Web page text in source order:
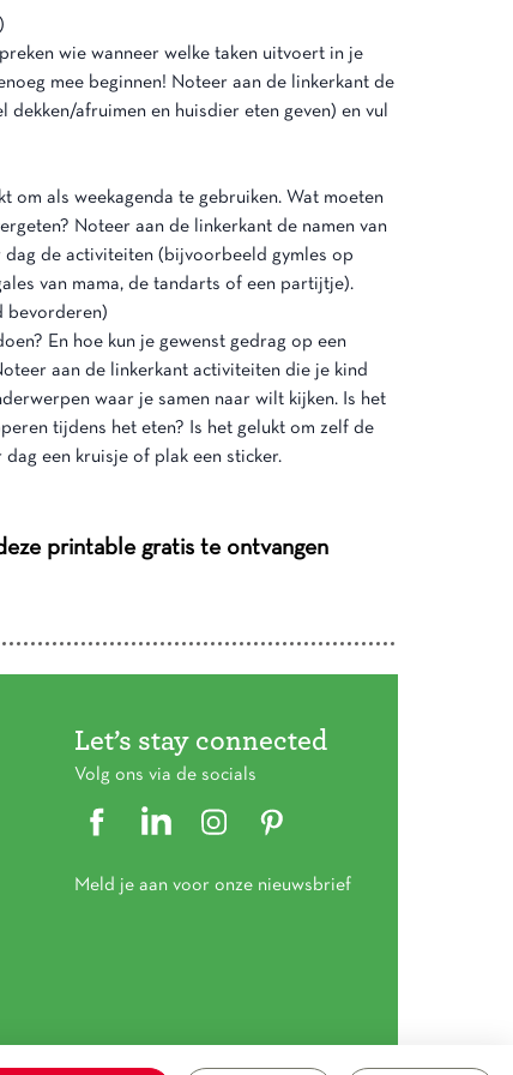
wie wanneer welke taken uitvoert in je
mee beginnen! Noteer aan de linkerkant de
afruimen en huisdier eten geven) en vul
om als weekagenda te gebruiken. Wat moeten
Noteer aan de linkerkant de namen van
dag de activiteiten (bijvoorbeeld gymles op
van mama, de tandarts of een partijtje).
bevorderen)
En hoe kun je gewenst gedrag op een
aan de linkerkant activiteiten die je kind
waar je samen naar wilt kijken. Is het
tijdens het eten? Is het gelukt om zelf de
een kruisje of plak een sticker.
printable gratis te ontvangen
Let’s stay connected
Volg ons via de socials
Meld je aan voor onze nieuwsbrief